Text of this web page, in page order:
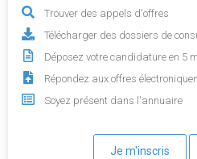
Trouver des appels d'offres
Télécharger des dossiers de
Déposez votre candidature en 5
Répondez aux offres
Soyez présent dans l'annuaire
Je m'inscris